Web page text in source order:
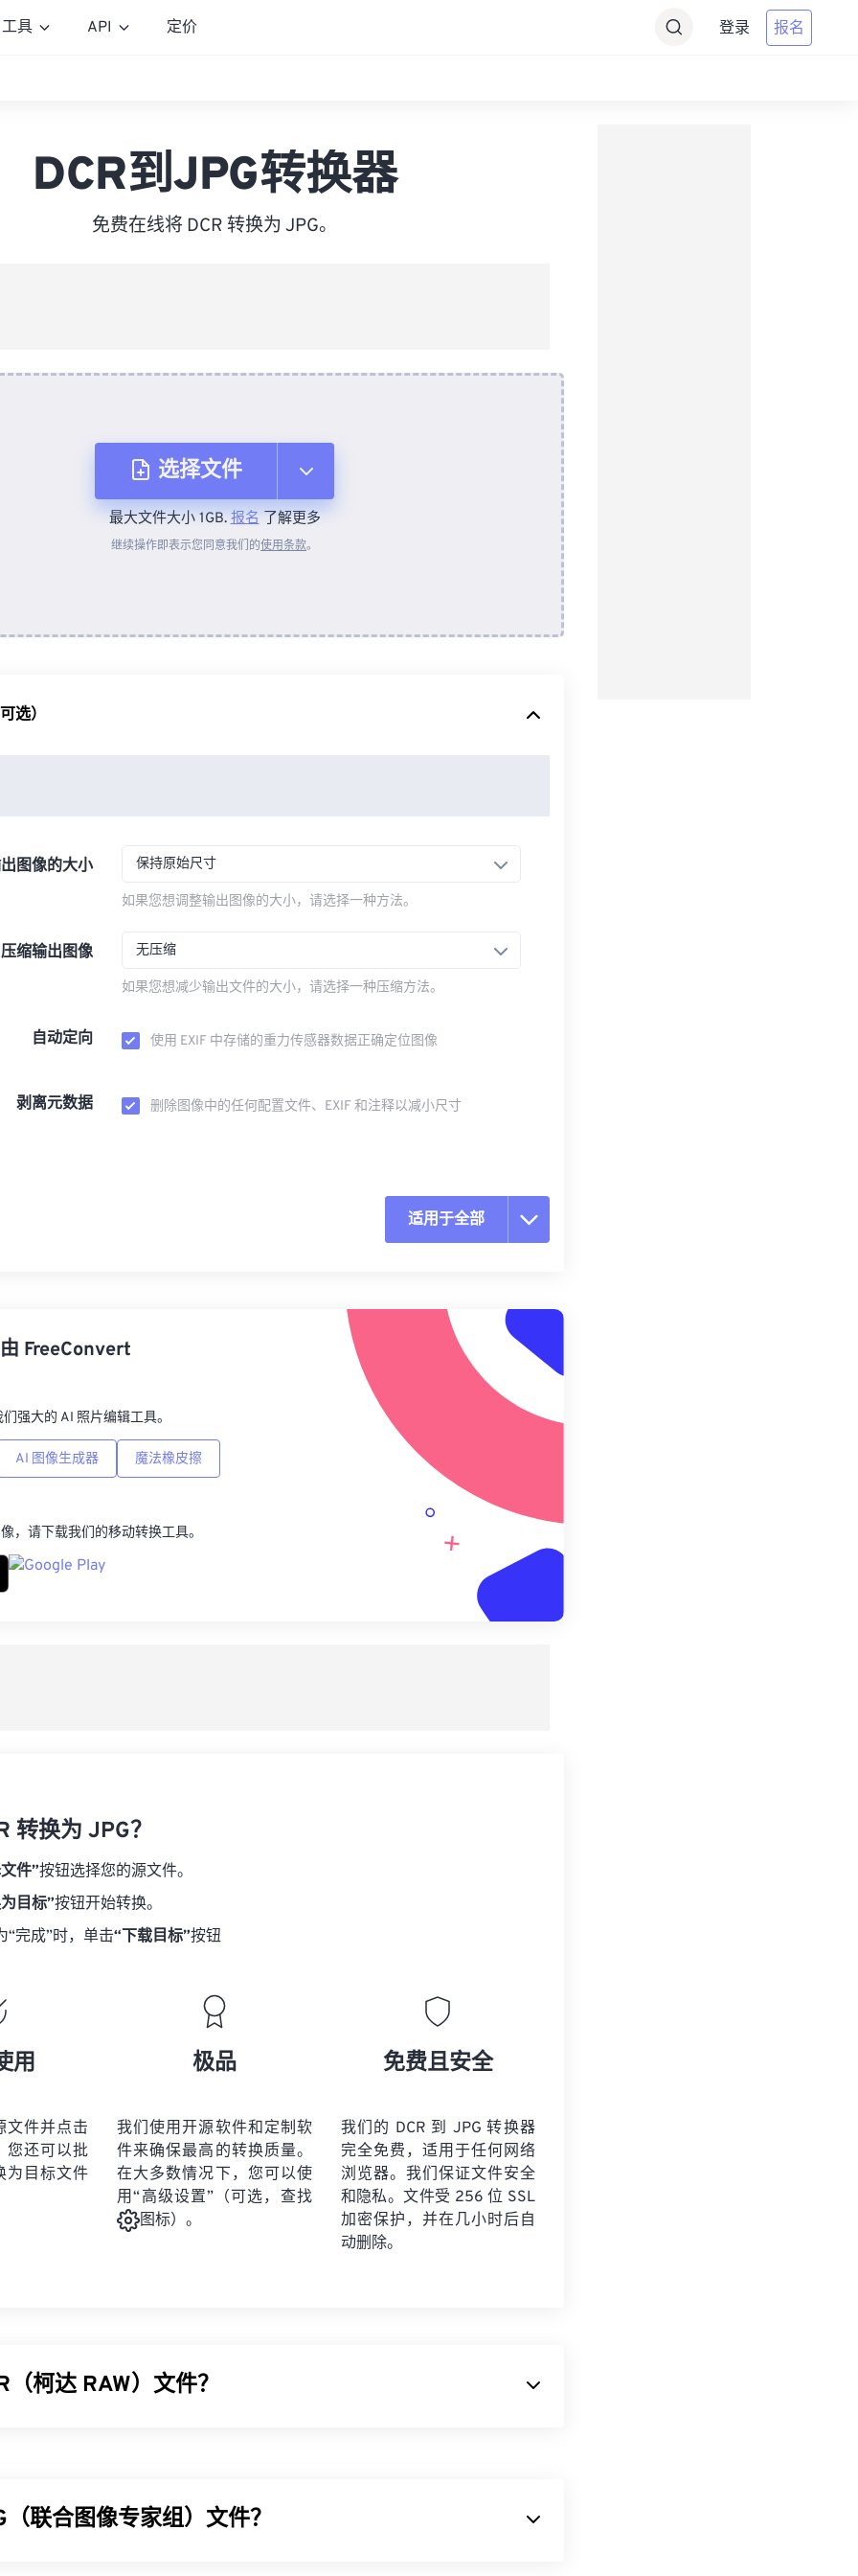
工具 API 定价 登录 报名
DCR到JPG转换器
免费在线将 DCR 转换为 JPG。
选择文件
从设备
最大文件大小 1GB.报名了解更多
继续操作即表示您同意我们的使用条款。
选）
图像的大小 保持原始尺寸
如果您想调整输出图像的大小，请选择一种方法。
压缩输出图像 无压缩
如果您想减少输出文件的大小，请选择一种压缩方法。
自动定向 使用 EXIF 中存储的重力传感器数据正确定位图像
剥离元数据 删除图像中的任何配置文件、EXIF 和注释以减小尺寸
适用于全部
从预设应用
另存为预设
FreeConvert
强大的 AI 照片编辑工具。
AI 图像生成器 魔法橡皮擦
，请下载我们的移动转换工具。
转换为 JPG？
件”按钮选择您的源文件。
目标”按钮开始转换。
“完成”时，单击“下载目标”按钮
用
文件并点击
您还可以批
为目标文件
极品
我们使用开源软件和定制软
件来确保最高的转换质量。
在大多数情况下，您可以使
用“高级设置”（可选，查找
图标）。
免费且安全
我们的 DCR 到 JPG 转换器
完全免费，适用于任何网络
浏览器。我们保证文件安全
和隐私。文件受 256 位 SSL
加密保护，并在几小时后自
动删除。
（柯达 RAW）文件？
文件？
联合图像专家组）文件？